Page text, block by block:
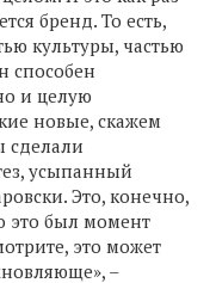
бренд. То есть,
культуры, частью
способен
и целую
новые, скажем
сделали
усыпанный
Это, конечно,
это был момент
это может
–